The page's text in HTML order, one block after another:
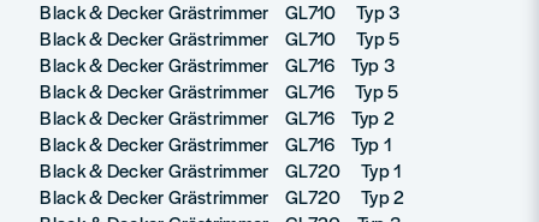
Black & Decker Grästrimmer GL710 Typ 3
Black & Decker Grästrimmer GL710 Typ 5
Black & Decker Grästrimmer GL716 Typ 3
Black & Decker Grästrimmer GL716 Typ 5
Black & Decker Grästrimmer GL716 Typ 2
Black & Decker Grästrimmer GL716 Typ 1
Black & Decker Grästrimmer GL720 Typ 1
Black & Decker Grästrimmer GL720 Typ 2